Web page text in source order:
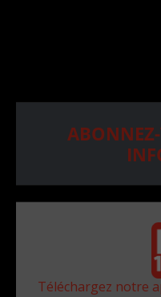
Téléchargez notre